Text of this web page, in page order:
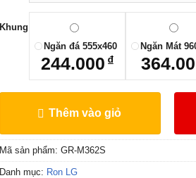
Khung
Ngăn đá 555x460
244.000 ₫
Ngăn Mát
Thêm vào giỏ
Mã sản phẩm: GR-M362S
Danh mục: Ron LG